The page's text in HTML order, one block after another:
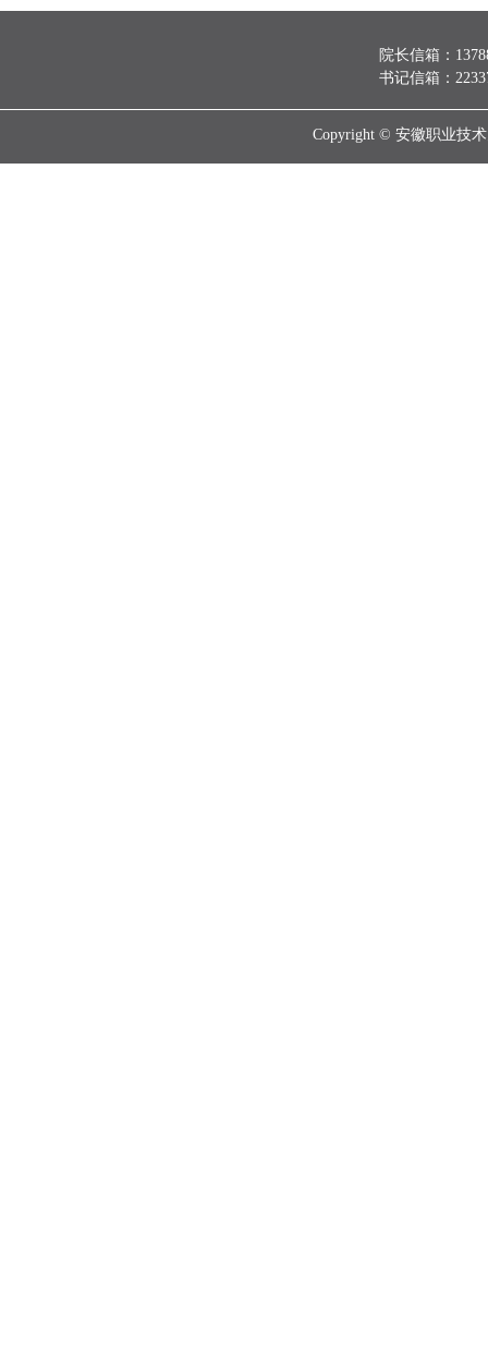
院长信箱：
书记信箱：
Copyright © 安徽职业技术